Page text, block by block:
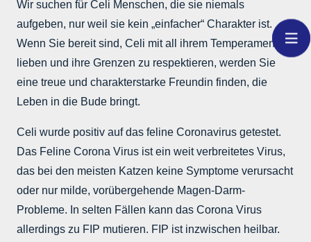
Wir suchen für Celi Menschen, die sie niemals
aufgeben, nur weil sie kein „einfacher“ Charakter ist.
Wenn Sie bereit sind, Celi mit all ihrem Temperament zu
lieben und ihre Grenzen zu respektieren, werden Sie
eine treue und charakterstarke Freundin finden, die
Leben in die Bude bringt.
Celi wurde positiv auf das feline Coronavirus getestet.
Das Feline Corona Virus ist ein weit verbreitetes Virus,
das bei den meisten Katzen keine Symptome verursacht
oder nur milde, vorübergehende Magen-Darm-
Probleme. In selten Fällen kann das Corona Virus
allerdings zu FIP mutieren. FIP ist inzwischen heilbar.